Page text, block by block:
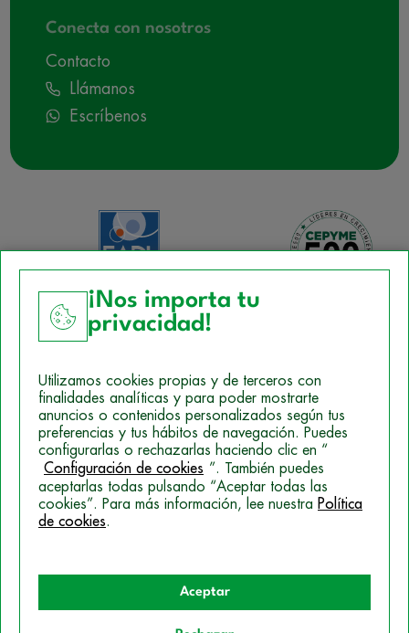
Conecta con nosotros
Contacto
Llámanos
Escríbenos
Política de Cookies
Mapa del sitio
Politica de Privacidad
© 2026 Campus Training
¡Nos importa tu
privacidad!
Utilizamos cookies propias y de terceros con
finalidades analíticas y para poder mostrarte
anuncios o contenidos personalizados según tus
preferencias y tus hábitos de navegación. Puedes
configurarlas o rechazarlas haciendo clic en “
Configuración de cookies ”. También puedes
aceptarlas todas pulsando “Aceptar todas las
cookies”. Para más información, lee nuestra Política
de cookies.
Aceptar